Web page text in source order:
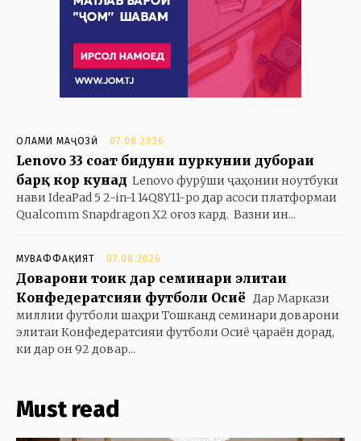
ОЛАМИ МАҶОЗӢ 07.08.2026
Lenovo 33 соат бидуни пуркунии дубораи
барқ кор кунад Lenovo фурӯши ҷаҳонии ноутбуки
нави IdeaPad 5 2-in-1 14Q8Y11-ро дар асоси платформаи
Qualcomm Snapdragon X2 оғоз кард. Вазни ин...
МУВАФФАҚИЯТ 07.08.2026
Доварони тоҷик дар семинари элитаи
Конфедератсияи футболи Осиё Дар Маркази
миллии футболи шаҳри Тошканд семинари доварони
элитаи Конфедератсияи футболи Осиё ҷараён дорад,
ки дар он 92 довар...
Must read